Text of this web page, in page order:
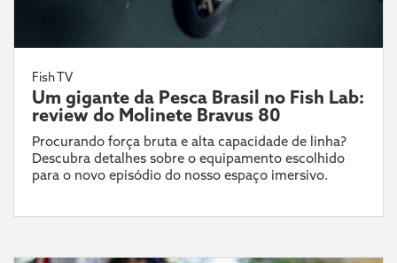
Fish TV
Um gigante da Pesca Brasil no Fish Lab:
review do Molinete Bravus 80
Procurando força bruta e alta capacidade de linha?
Descubra detalhes sobre o equipamento escolhido
para o novo episódio do nosso espaço imersivo.